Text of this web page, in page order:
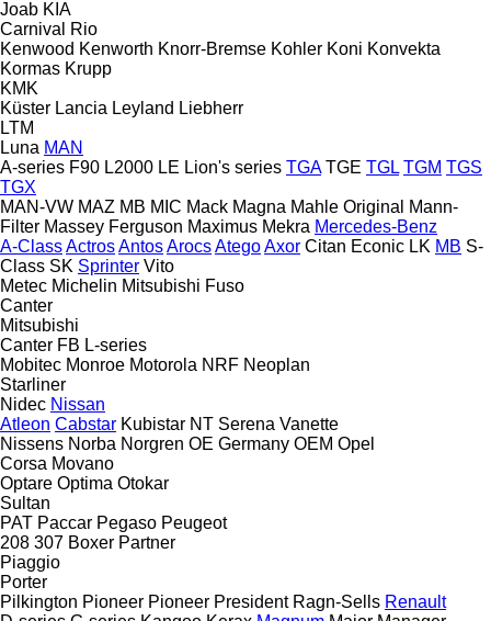
Joab KIA
Carnival
Rio
Kenwood Kenworth Knorr-Bremse Kohler Koni Konvekta
Kormas Krupp
KMK
Küster Lancia Leyland Liebherr
LTM
Luna MAN
A-series F90 L2000 LE Lion's series TGA TGE TGL TGM TGS
TGX
MAN-VW MAZ MB MIC Mack Magna Mahle Original
Mann-
Filter Massey Ferguson Maximus Mekra Mercedes-Benz
A-ClassActrosAntosArocsAtegoAxor Citan Econic LK MB S-
Class SK Sprinter Vito
Metec Michelin Mitsubishi Fuso
Canter
Mitsubishi
Canter FB L-series
Mobitec Monroe Motorola NRF Neoplan
Starliner
Nidec Nissan
Atleon Cabstar Kubistar NT Serena Vanette
Nissens Norba Norgren OE Germany OEM Opel
Corsa Movano
Optare Optima Otokar
Sultan
PAT Paccar Pegaso Peugeot
208 307 Boxer Partner
Piaggio
Porter
Pilkington Pioneer Pioneer President Ragn-Sells Renault